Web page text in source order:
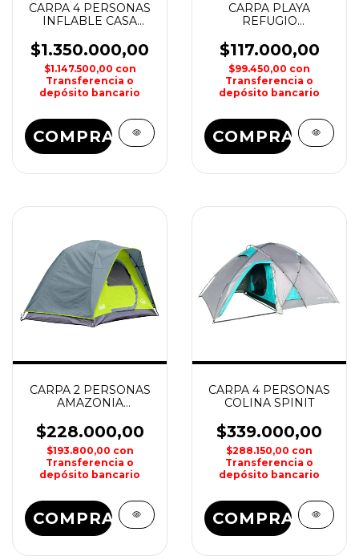
CARPA 4 PERSONAS
INFLABLE CASA
$1.350.000,00
$1.147.500,00 con
Transferencia o
depósito bancario
COMPRAR
CARPA PLAYA
REFUGIO
$117.000,00
$99.450,00 con
Transferencia o
depósito bancario
COMPRAR
CARPA 2 PERSONAS
AMAZONIA
$228.000,00
$193.800,00 con
Transferencia o
depósito bancario
COMPRAR
CARPA 4 PERSONAS
COLINA SPINIT
$339.000,00
$288.150,00 con
Transferencia o
depósito bancario
COMPRAR